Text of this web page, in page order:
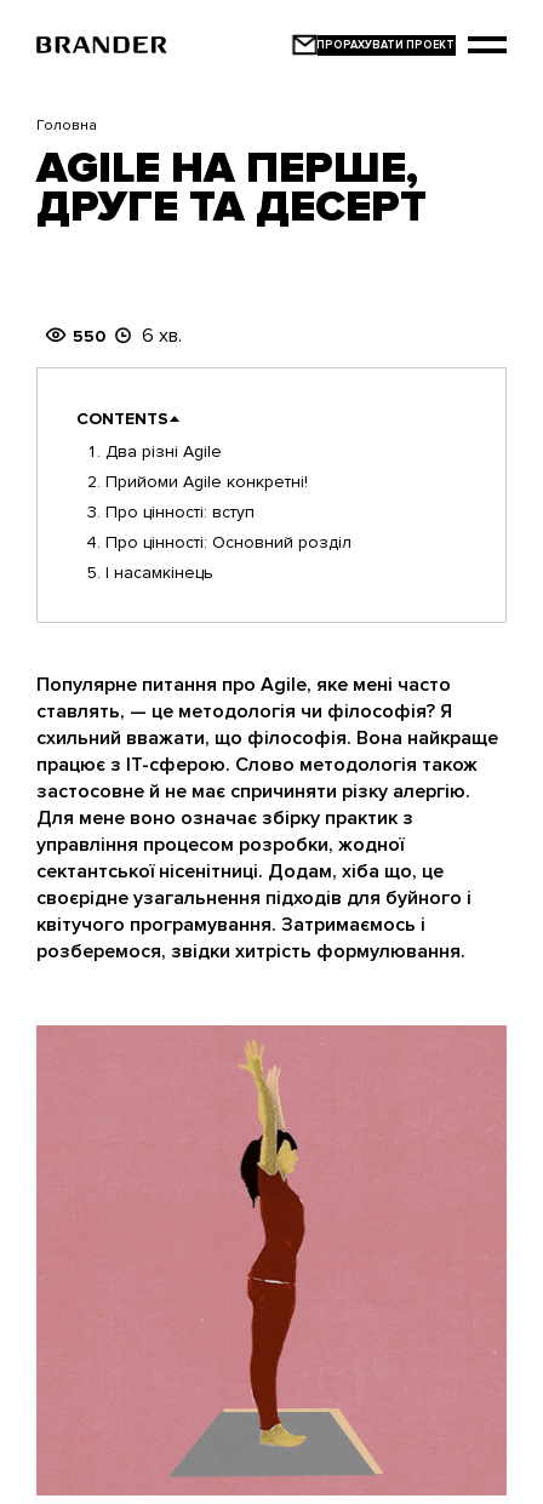
основного
Головна
AGILE НА ПЕРШЕ,
ДРУГЕ ТА ДЕСЕРТ
550 6 хв.
CONTENTS
Два різні Agile
Прийоми Agile конкретні!
Про цінності: вступ
Про цінності: Основний розділ
І насамкінець
Популярне питання про Agile, яке мені часто
ставлять, — це методологія чи філософія? Я
схильний вважати, що філософія. Вона найкраще
працює з IT-сферою. Слово методологія також
застосовне й не має спричиняти різку алергію.
Для мене воно означає збірку практик з
управління процесом розробки, жодної
сектантської нісенітниці. Додам, хіба що, це
своєрідне узагальнення підходів для буйного і
квітучого програмування. Затримаємось і
розберемося, звідки хитрість формулювання.